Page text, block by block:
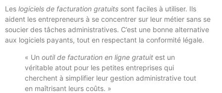
Les logiciels de facturation gratuits sont faciles à utiliser. Ils
aident les entrepreneurs à se concentrer sur leur métier sans se
soucier des tâches administratives. C’est une bonne alternative
aux logiciels payants, tout en respectant la conformité légale.
« Un outil de facturation en ligne gratuit est un
véritable atout pour les petites entreprises qui
cherchent à simplifier leur gestion administrative tout
en maîtrisant leurs coûts. »